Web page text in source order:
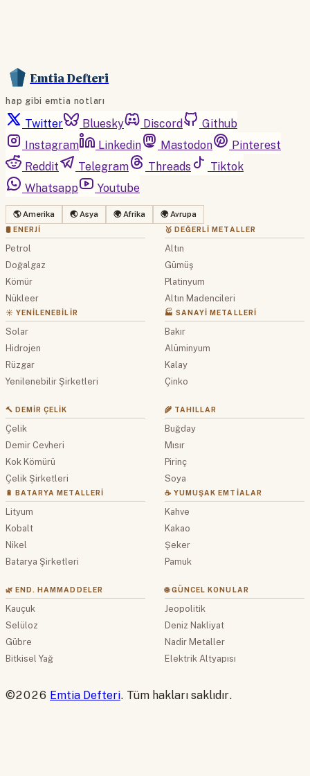
Emtia Defteri
hap gibi emtia notları
Twitter Bluesky Discord
Github
Instagram
Linkedin Mastodon
Pinterest
Reddit
Telegram Threads
Tiktok
Whatsapp
Youtube
🌎 Amerika 🌏 Asya 🌍 Afrika 🌍 Avrupa
🛢 ENERJI
Petrol
Doğalgaz
Kömür
Nükleer
☀️ YENILENEBILIR
Solar
Hidrojen
Rüzgar
Yenilenebilir Şirketleri
🥇 DEĞERLI METALLER
Altın
Gümüş
Platinyum
Altın Madencileri
🏭 SANAYI METALLERI
Bakır
Alüminyum
Kalay
Çinko
🔨 DEMIR ÇELIK
Çelik
Demir Cevheri
Kok Kömürü
Çelik Şirketleri
🔋 BATARYA METALLERI
Lityum
Kobalt
Nikel
Batarya Şirketleri
🌾 TAHILLAR
Buğday
Mısır
Pirinç
Soya
☕ YUMUŞAK EMTIALAR
Kahve
Kakao
Şeker
Pamuk
🌿 END. HAMMADDELER
Kauçuk
Selüloz
Gübre
Bitkisel Yağ
🌐 GÜNCEL KONULAR
Jeopolitik
Deniz Nakliyat
Nadir Metaller
Elektrik Altyapısı
©2026 Emtia Defteri. Tüm hakları saklıdır.